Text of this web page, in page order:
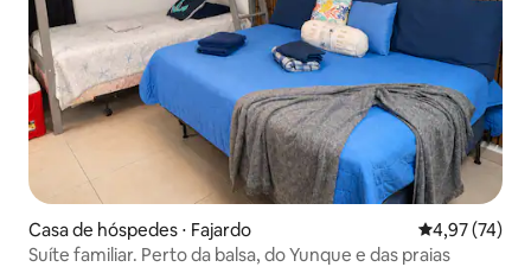
Casa de hóspedes ⋅ Fajardo 4,97 de uma
4,97 (74)
Suíte familiar. Perto da balsa, do Yunque e das praias